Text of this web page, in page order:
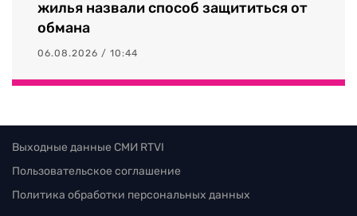
жилья назвали способ защититься от
обмана
06.08.2026 / 10:44
Выходные данные СМИ RTVI
Пользовательское соглашение
Политика обработки персональных данных